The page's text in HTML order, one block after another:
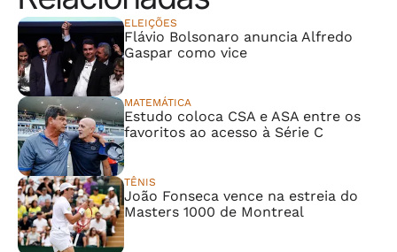
ELEIÇÕES
Flávio Bolsonaro anuncia Alfredo
Gaspar como vice
MATEMÁTICA
Estudo coloca CSA e ASA entre os
favoritos ao acesso à Série C
TÊNIS
João Fonseca vence na estreia do
Masters 1000 de Montreal